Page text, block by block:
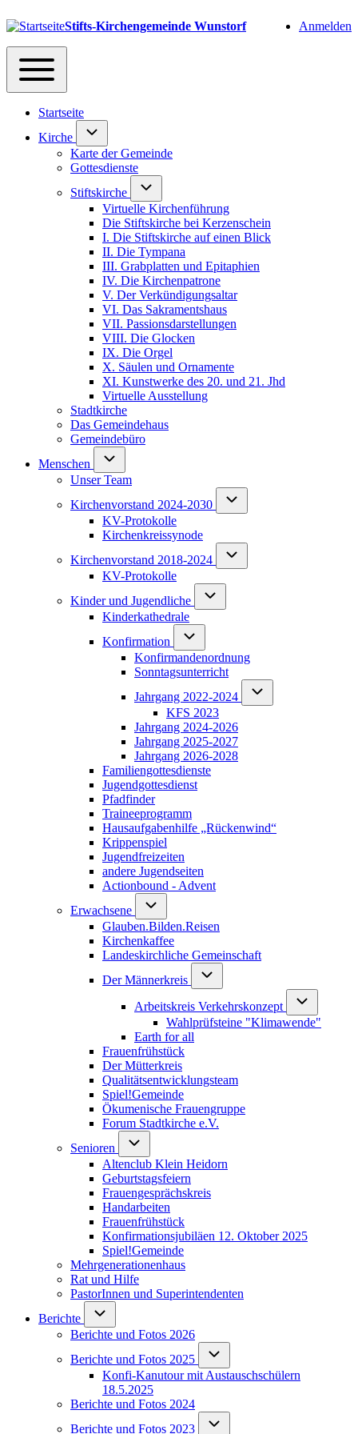
User account
Anmelden
Stifts-Kirchengemeinde Wunstorf
Navigation
Toggle main menu
Startseite
Kirche
Unternavigation von Kirche
Karte der Gemeinde
Gottesdienste
Stiftskirche
Unternavigation von Stiftskirche
Virtuelle Kirchenführung
Die Stiftskirche bei Kerzenschein
I. Die Stiftskirche auf einen Blick
II. Die Tympana
III. Grabplatten und Epitaphien
IV. Die Kirchenpatrone
V. Der Verkündigungsaltar
VI. Das Sakramentshaus
VII. Passionsdarstellungen
VIII. Die Glocken
IX. Die Orgel
X. Säulen und Ornamente
XI. Kunstwerke des 20. und 21. Jhd
Virtuelle Ausstellung
Stadtkirche
Das Gemeindehaus
Gemeindebüro
Menschen
Unternavigation von Menschen
Unser Team
Kirchenvorstand 2024-2030
Unternavigation von
KV-Protokolle
Kirchenkreissynode
Kirchenvorstand 2018-2024
Unternavigation von
KV-Protokolle
Kinder und Jugendliche
Unternavigation von Kinder und
Kinderkathedrale
Konfirmation
Unternavigation von Konfirmation
Konfirmandenordnung
Sonntagsunterricht
Jahrgang 2022-2024
Unternavigation von
KFS 2023
Jahrgang 2024-2026
Jahrgang 2025-2027
Jahrgang 2026-2028
Familiengottesdienste
Jugendgottesdienst
Pfadfinder(opens in new tab)
Traineeprogramm
Hausaufgabenhilfe „Rückenwind“
Krippenspiel
Jugendfreizeiten
andere Jugendseiten
Actionbound - Advent
Erwachsene
Unternavigation von Erwachsene
Glauben.Bilden.Reisen
Kirchenkaffee
Landeskirchliche Gemeinschaft
Der Männerkreis
Unternavigation von Der
Arbeitskreis Verkehrskonzept
Wahlprüfsteine "Klimawende"
Earth for all
Frauenfrühstück
Der Mütterkreis
Qualitätsentwicklungsteam
Spiel!Gemeinde
Ökumenische Frauengruppe
Forum Stadtkirche e.V.
Senioren
Unternavigation von Senioren
Altenclub Klein Heidorn
Geburtstagsfeiern
Frauengesprächskreis
Handarbeiten
Frauenfrühstück
Konfirmationsjubiläen 12. Oktober 2025
Spiel!Gemeinde
Mehrgenerationenhaus
Rat und Hilfe
PastorInnen und Superintendenten
Berichte
Unternavigation von Berichte
Berichte und Fotos 2026
Berichte und Fotos 2025
Unternavigation von Berichte
Konfi-Kanutour mit Austauschschülern
18.5.2025
Berichte und Fotos 2024
Berichte und Fotos 2023
Unternavigation von Berichte